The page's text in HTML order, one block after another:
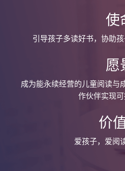
使
引导孩子多读好书，协助
愿
成为能永续经营的儿童阅读与
作伙伴实现可
价
爱孩子，爱阅